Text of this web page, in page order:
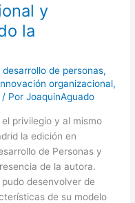
y
la
desarrollo de personas,
organizacional,
/ PorJoaquinAguado
privilegio y al mismo
la edición en
de Personas y
de la autora.
desenvolver de
de su modelo